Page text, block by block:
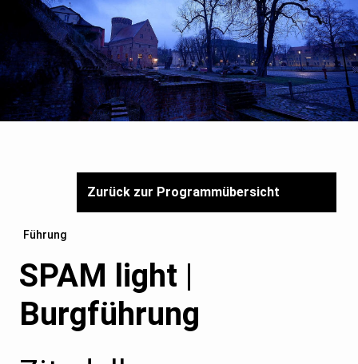
Zurück zur Programmübersicht
Führung
SPAM light |
Burgführung